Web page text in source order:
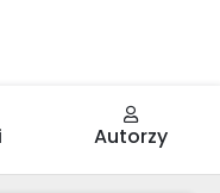
Autorzy